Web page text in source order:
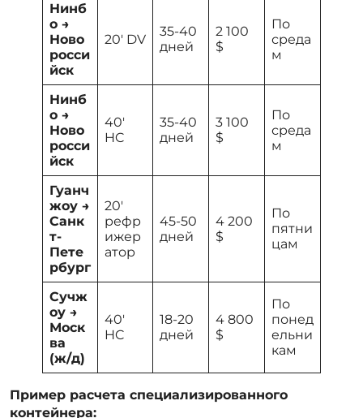
Нинб
о →
Ново
росси
йск
20′ DV
35-40
дней
2 100
$
По
среда
м
Нинб
о →
Ново
росси
йск
40′
HC
35-40
дней
3 100
$
По
среда
м
Гуанч
жоу →
Санк
т-
Пете
рбург
20′
рефр
ижер
атор
45-50
дней
4 200
$
По
пятни
цам
Сучж
оу →
Моск
ва
(ж/д)
40′
HC
18-20
дней
4 800
$
По
понед
ельни
кам
Пример расчета специализированного
контейнера: